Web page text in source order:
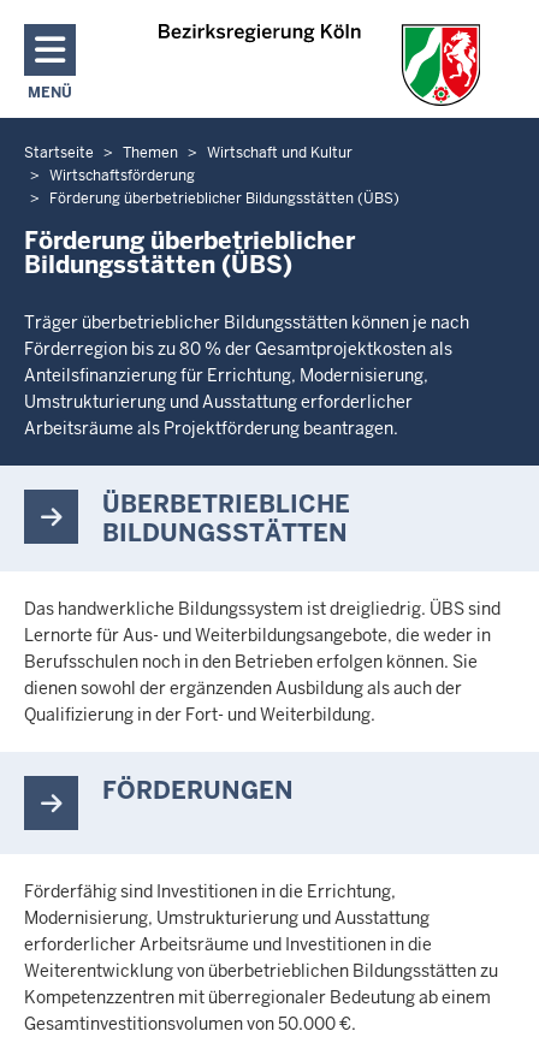
Direkt zum Inhalt
MENÜ
NAVIGATION AKTIVIEREN/DEAKTIVIEREN: HAUPTMENÜ
Sie
befinden
hier
Startseite Themen
Wirtschaft und Kultur
Wirtschaftsförderung
Förderung überbetrieblicher Bildungsstätten (ÜBS)
Förderung überbetrieblicher
Bildungsstätten (ÜBS)
Träger überbetrieblicher Bildungsstätten können je nach
Förderregion bis zu 80 % der Gesamtprojektkosten als
Anteilsfinanzierung für Errichtung, Modernisierung,
Umstrukturierung und Ausstattung erforderlicher
Arbeitsräume als Projektförderung beantragen.
ÜBERBETRIEBLICHE
BILDUNGSSTÄTTEN
Das handwerkliche Bildungssystem ist dreigliedrig. ÜBS sind
Lernorte für Aus- und Weiterbildungsangebote, die weder in
Berufsschulen noch in den Betrieben erfolgen können. Sie
dienen sowohl der ergänzenden Ausbildung als auch der
Qualifizierung in der Fort- und Weiterbildung.
FÖRDERUNGEN
Förderfähig sind Investitionen in die Errichtung,
Modernisierung, Umstrukturierung und Ausstattung
erforderlicher Arbeitsräume und Investitionen in die
Weiterentwicklung von überbetrieblichen Bildungsstätten zu
Kompetenzzentren mit überregionaler Bedeutung ab einem
Gesamtinvestitionsvolumen von 50.000 €.